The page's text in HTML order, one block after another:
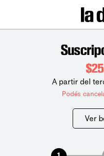
A partir del
Podés
Ver